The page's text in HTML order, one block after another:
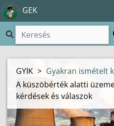
GEK
GYIK > Gyakran ismételt
A küszöbérték alatti
kérdések és válaszok